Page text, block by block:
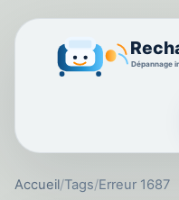
Accueil/Tags/Erreur 1687